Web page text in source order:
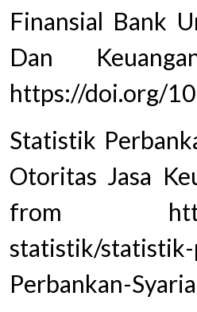
Finansial Bank
Dan
https://doi.org/
Statistik
Otoritas Jasa
from https://
statistik/statistik-
Perbankan-